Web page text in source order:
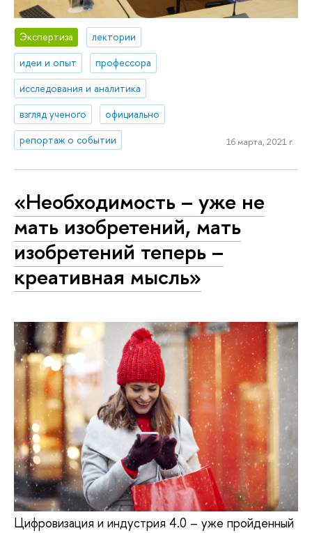
Экспертиза
лектории
идеи и опыт
профессора
исследования и аналитика
взгляд ученого
официально
репортаж о событии
16 марта, 2021 г.
«Необходимость – уже не
мать изобретений, мать
изобретений теперь –
креативная мысль»
Цифровизация и индустрия 4.0 – уже пройденный